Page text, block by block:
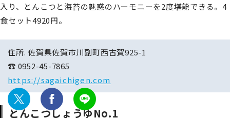
入り、とんこつと海苔の魅惑のハーモニーを2度堪能できる。4
食セット4920円。
住所. 佐賀県佐賀市川副町西古賀925-1
☎ 0952-45-7865
https://sagaichigen.com
とんこつしょうゆNo.1